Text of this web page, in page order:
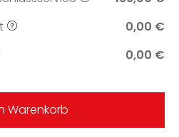
0,00 €
0,00 €
Warenkorb